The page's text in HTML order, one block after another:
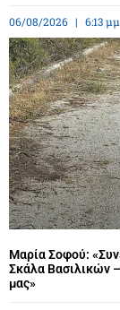
06/08/2026 6:13 μμ
Μαρία Σοφού:
Σκάλα Βασιλικών
μας»